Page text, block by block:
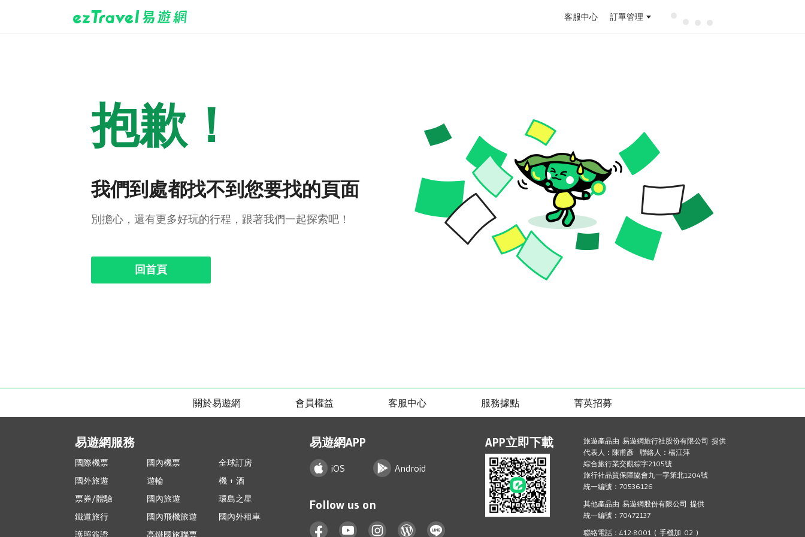
客服中心 訂單管理
抱歉！
我們到處都找不到您要找的頁面
別擔心，還有更多好玩的行程，跟著我們一起探索吧！
回首頁
關於易遊網 會員權益 客服中心 服務據點 菁英招募
易遊網服務
國際機票 國內機票
全球訂房
國外旅遊
遊輪
機 + 酒
票券/體驗
國內旅遊
環島之星
鐵道旅行
國內飛機旅遊
國內外租車
護照簽證
高鐵國旅聯票
易遊網APP
iOS Android
Follow us on
APP立即下載
旅遊產品由 易遊網旅行社股份有限公司 提供
代表人：陳甫彥 聯絡人：楊江萍
綜合旅行業交觀綜字2105號
旅行社品質保障協會九一字第北1204號
統一編號：70536126
其他產品由 易遊網股份有限公司 提供
統一編號：70472137
聯絡電話：412-8001 ( 手機加 02 )